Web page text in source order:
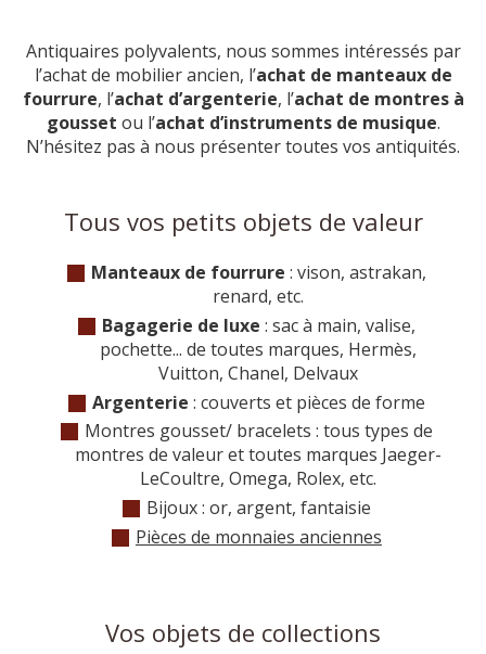
Antiquaires polyvalents, nous sommes intéressés par
l’achat de mobilier ancien, l’achat de manteaux de
fourrure, l’achat d’argenterie, l’achat de montres à
gousset ou l’achat d’instruments de musique.
N’hésitez pas à nous présenter toutes vos antiquités.
Tous vos petits objets de valeur
Manteaux de fourrure : vison, astrakan,
renard, etc.
Bagagerie de luxe : sac à main, valise,
pochette... de toutes marques, Hermès,
Vuitton, Chanel, Delvaux
Argenterie : couverts et pièces de forme
Montres gousset/ bracelets : tous types de
montres de valeur et toutes marques Jaeger-
LeCoultre, Omega, Rolex, etc.
Bijoux : or, argent, fantaisie
Pièces de monnaies anciennes
Vos objets de collections